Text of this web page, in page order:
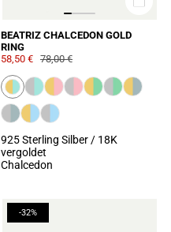
BEATRIZ CHALCEDON GOLD
RING
58,50 € 78,00 €
925 Sterling Silber / 18K
vergoldet
Chalcedon
-32%